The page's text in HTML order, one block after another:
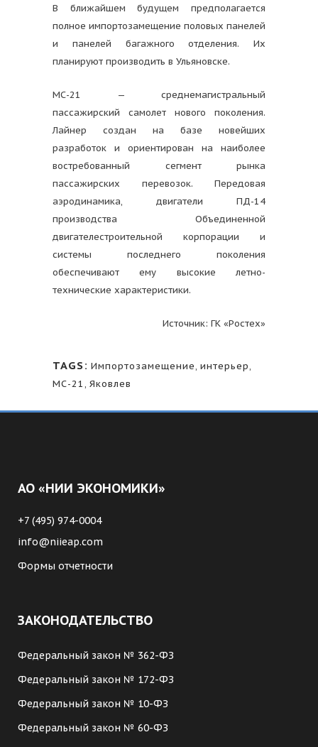
В ближайшем будущем предполагается
полное импортозамещение половых панелей
и панелей багажного отделения. Их
планируют производить в Ульяновске.
МС-21 — среднемагистральный
пассажирский самолет нового поколения.
Лайнер создан на базе новейших
разработок и ориентирован на наиболее
востребованный сегмент рынка
пассажирских перевозок. Передовая
аэродинамика, двигатели ПД-14
производства Объединенной
двигателестроительной корпорации и
системы последнего поколения
обеспечивают ему высокие летно-
технические характеристики.
Источник: ГК «Ростех»
TAGS: Импортозамещение, интерьер,
МС-21, Яковлев
АО «НИИ ЭКОНОМИКИ»
+7 (495) 974-0004
info@niieap.com
Формы отчетности
ЗАКОНОДАТЕЛЬСТВО
Федеральный закон № 362-ФЗ
Федеральный закон № 172-ФЗ
Федеральный закон № 10-ФЗ
Федеральный закон № 60-ФЗ